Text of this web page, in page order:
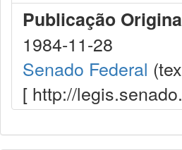
Publicação
1984-11-28
Senado Federal
[ http://